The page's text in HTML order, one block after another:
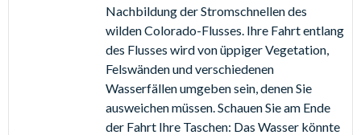
Nachbildung der Stromschnellen des
wilden Colorado-Flusses. Ihre Fahrt entlang
des Flusses wird von üppiger Vegetation,
Felswänden und verschiedenen
Wasserfällen umgeben sein, denen Sie
ausweichen müssen. Schauen Sie am Ende
der Fahrt Ihre Taschen: Das Wasser könnte